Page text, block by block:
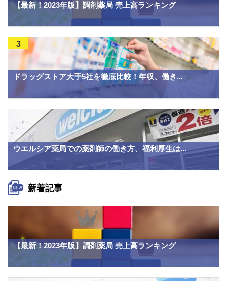
【最新！2023年版】調剤薬局 売上高ランキング
ドラッグストア大手5社を徹底比較！年収、働き...
3
ウエルシア薬局での薬剤師の働き方、福利厚生は...
新着記事
【最新！2023年版】調剤薬局 売上高ランキング